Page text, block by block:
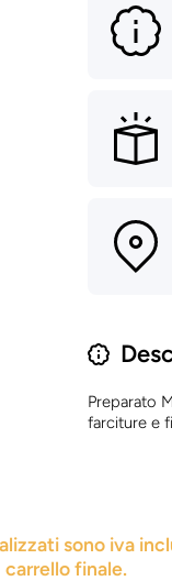
Preparato
farciture e
sono iva
carrello finale.